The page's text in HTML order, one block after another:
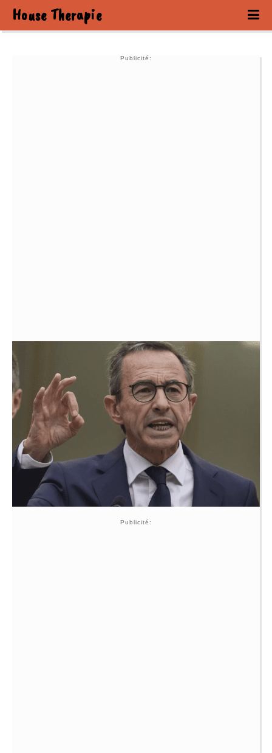
House Therapie
Publicité:
Publicité: